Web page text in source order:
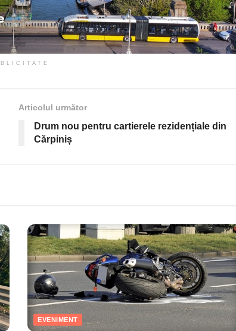
Articolul următor
Drum nou pentru cartierele rezidențiale din
Cărpiniș
EVENIMENT